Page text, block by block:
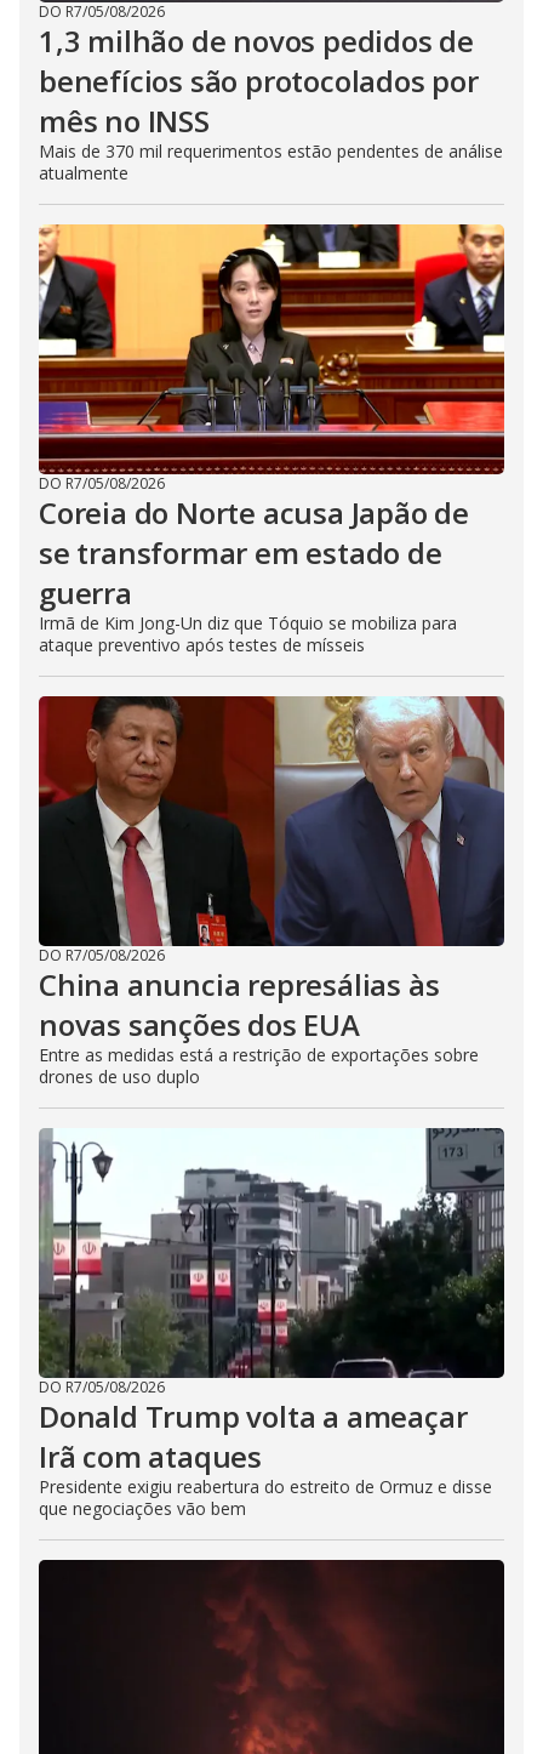
DO R7/05/08/2026
1,3 milhão de novos pedidos de
benefícios são protocolados por
mês no INSS
Mais de 370 mil requerimentos estão pendentes de análise
atualmente
DO R7/05/08/2026
Coreia do Norte acusa Japão de
se transformar em estado de
guerra
Irmã de Kim Jong-Un diz que Tóquio se mobiliza para
ataque preventivo após testes de mísseis
DO R7/05/08/2026
China anuncia represálias às
novas sanções dos EUA
Entre as medidas está a restrição de exportações sobre
drones de uso duplo
DO R7/05/08/2026
Donald Trump volta a ameaçar
Irã com ataques
Presidente exigiu reabertura do estreito de Ormuz e disse
que negociações vão bem